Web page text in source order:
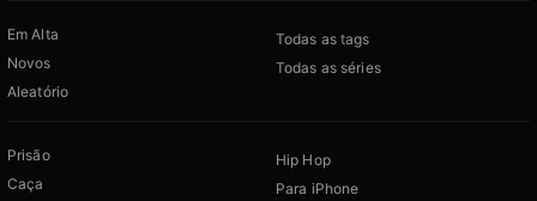
Em Alta
Novos
Aleatório
Todas as tags
Todas as séries
Prisão
Caça
Hip Hop
Para iPhone